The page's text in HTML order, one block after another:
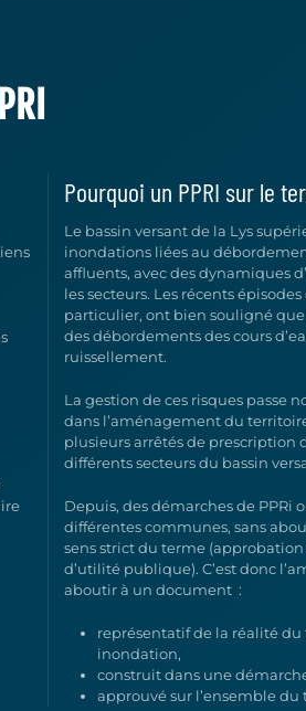
Pourquoi un PPRI sur le
Le bassin versant de la Lys
inondations liées au
affluents, avec des dynamiques
les secteurs. Les récents
particulier, ont bien souligné
des débordements des cours
ruissellement.
La gestion de ces risques passe
dans l’aménagement du
plusieurs arrêtés de prescription
différents secteurs du bassin
Depuis, des démarches de PPRi
différentes communes, sans
sens strict du terme
d’utilité publique). C’est donc
aboutir à un document :
représentatif de la réalité
inondation,
construit dans une
approuvé sur l’ensemble